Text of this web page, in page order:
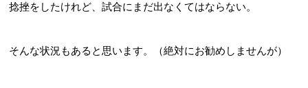
捻挫をしたけれど、試合にまだ出なくてはならない。
そんな状況もあると思います。（絶対にお勧めしませんが）